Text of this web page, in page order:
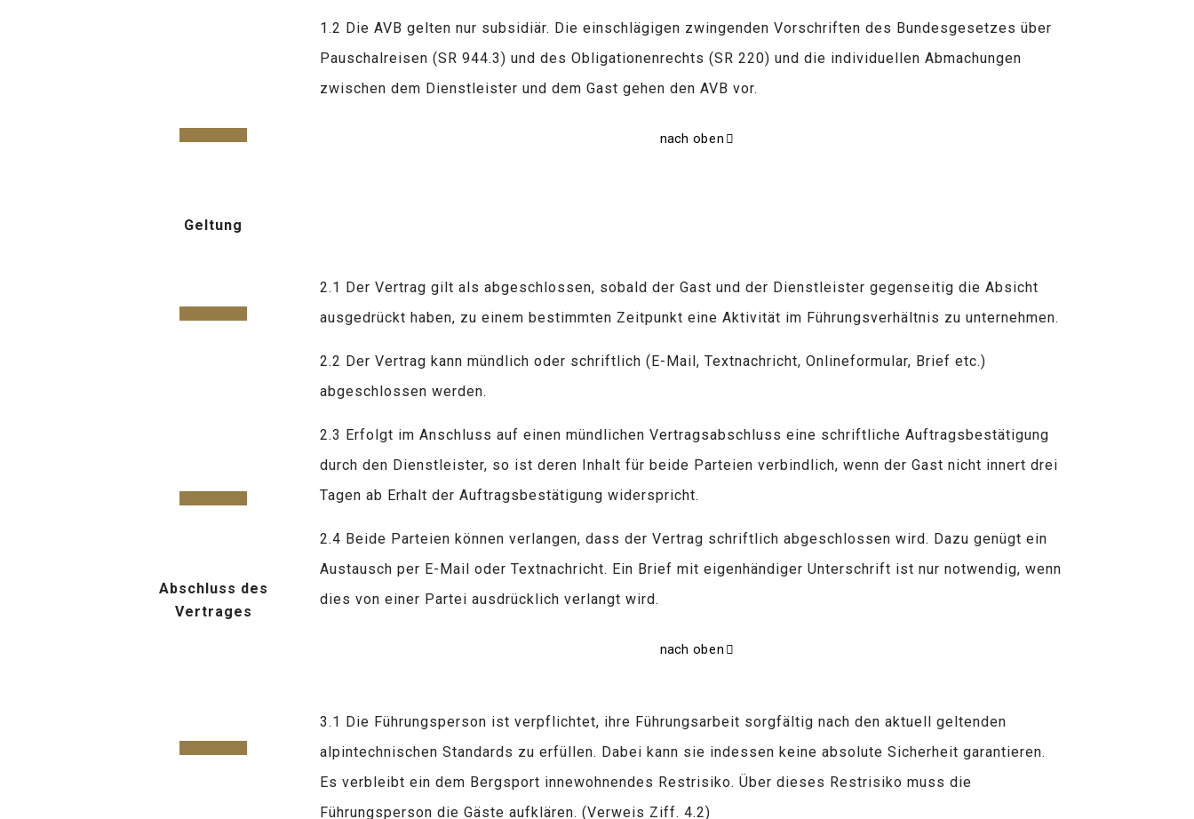
Geltung
1.2 Die AVB gelten nur subsidiär. Die einschlägigen zwingenden Vorschriften des Bundesgesetzes über
Pauschalreisen (SR 944.3) und des Obligationenrechts (SR 220) und die individuellen Abmachungen
zwischen dem Dienstleister und dem Gast gehen den AVB vor.
nach oben
Abschluss des
Vertrages
2.1 Der Vertrag gilt als abgeschlossen, sobald der Gast und der Dienstleister gegenseitig die Absicht
ausgedrückt haben, zu einem bestimmten Zeitpunkt eine Aktivität im Führungsverhältnis zu unternehmen.
2.2 Der Vertrag kann mündlich oder schriftlich (E-Mail, Textnachricht, Onlineformular, Brief etc.)
abgeschlossen werden.
2.3 Erfolgt im Anschluss auf einen mündlichen Vertragsabschluss eine schriftliche Auftragsbestätigung
durch den Dienstleister, so ist deren Inhalt für beide Parteien verbindlich, wenn der Gast nicht innert drei
Tagen ab Erhalt der Auftragsbestätigung widerspricht.
2.4 Beide Parteien können verlangen, dass der Vertrag schriftlich abgeschlossen wird. Dazu genügt ein
Austausch per E-Mail oder Textnachricht. Ein Brief mit eigenhändiger Unterschrift ist nur notwendig, wenn
dies von einer Partei ausdrücklich verlangt wird.
nach oben
3.1 Die Führungsperson ist verpflichtet, ihre Führungsarbeit sorgfältig nach den aktuell geltenden
alpintechnischen Standards zu erfüllen. Dabei kann sie indessen keine absolute Sicherheit garantieren.
Es verbleibt ein dem Bergsport innewohnendes Restrisiko. Über dieses Restrisiko muss die
Führungsperson die Gäste aufklären. (Verweis Ziff. 4.2)